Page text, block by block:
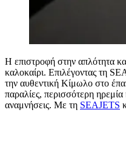
Η επιστροφή στην απλότητα
καλοκαίρι. Επιλέγοντας τη
την αυθεντική Κίμωλο στο
παραλίες, περισσότερη
αναμνήσεις. Με τη SEAJETS